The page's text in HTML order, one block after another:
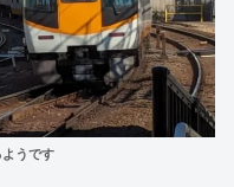
うです